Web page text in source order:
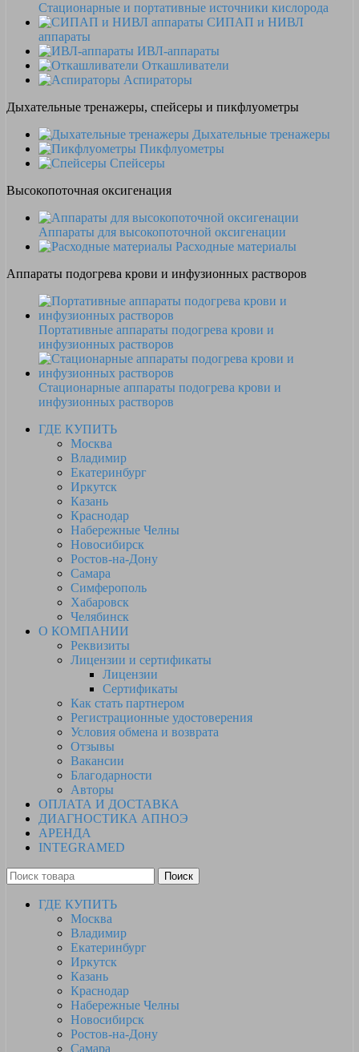
Стационарные и портативные источники кислорода
СИПАП и НИВЛ
аппараты
ИВЛ-аппараты
Откашливатели
Аспираторы
Дыхательные тренажеры, спейсеры и пикфлуометры
Дыхательные тренажеры
Пикфлуометры
Спейсеры
Высокопоточная оксигенация
Аппараты для высокопоточной оксигенации
Расходные материалы
Аппараты подогрева крови и инфузионных растворов
Портативные аппараты подогрева крови и
инфузионных растворов
Стационарные аппараты подогрева крови и
инфузионных растворов
ГДЕ КУПИТЬ
Москва
Владимир
Екатеринбург
Иркутск
Казань
Краснодар
Набережные Челны
Новосибирск
Ростов-на-Дону
Самара
Симферополь
Хабаровск
Челябинск
О КОМПАНИИ
Реквизиты
Лицензии и сертификаты
Лицензии
Сертификаты
Как стать партнером
Регистрационные удостоверения
Условия обмена и возврата
Отзывы
Вакансии
Благодарности
Авторы
ОПЛАТА И ДОСТАВКА
ДИАГНОСТИКА АПНОЭ
АРЕНДА
INTEGRAMED
Поиск
ГДЕ КУПИТЬ
Москва
Владимир
Екатеринбург
Иркутск
Казань
Краснодар
Набережные Челны
Новосибирск
Ростов-на-Дону
Самара